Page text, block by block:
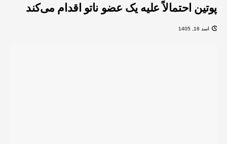
پوتین احتمالاً علیه یک عضو ناتو اقدام می‌کند
اسد 16, 1405